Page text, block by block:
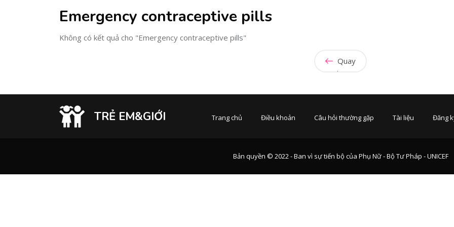
Emergency contraceptive pills
Không có kết quả cho "Emergency contraceptive pills"
Quay
lại
TRẺ EM&GIỚI Trang chủ Điều khoản Câu hỏi thường gặp Tài liệu Đăng
Bản quyền © 2022 - Ban vì sự tiến bộ của Phụ Nữ - Bộ Tư Pháp - UNICEF